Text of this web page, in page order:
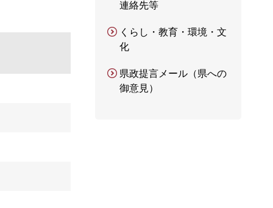
連絡先等
くらし・教育・環境・文
化
県政提言メール（県への
御意見）